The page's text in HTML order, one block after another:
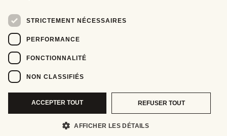
STRICTEMENT NÉCESSAIRES
PERFORMANCE
FONCTIONNALITÉ
NON CLASSIFIÉS
ACCEPTER TOUT REFUSER TOUT
AFFICHER LES DÉTAILS